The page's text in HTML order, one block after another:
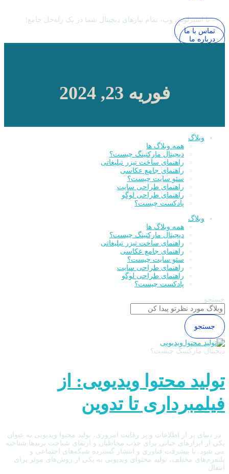
با اسپرلوس وب، تمام نیازهای دیجیتال شما در یک راه‌حل جامع!
تماس با ما
درباره ما
فوریه 23, 2024
وبلاگ
همه وبلاگ ها
دیجیتال مارکتینگ چیست؟
راهنمای ساخت تیزر تبلیغاتی
راهنمای جامع عکاسی
سئو سایت چیست؟
راهنمای طراحی سایت
راهنمای طراحی لوگو
پادکست چیست؟
وبلاگ
همه وبلاگ ها
دیجیتال مارکتینگ چیست؟
راهنمای ساخت تیزر تبلیغاتی
راهنمای جامع عکاسی
سئو سایت چیست؟
راهنمای طراحی سایت
راهنمای طراحی لوگو
پادکست چیست؟
جستجو
جستجو
دیجیتال مارکتینگ چیست؟
تولید محتوا ویدیویی: از
فیلمبرداری تا تدوین
در دنیای پر از اطلاعات و پر رقابت امروزی، تولید محتوا ویدیویی به عنوان
یکی از ابزارهای حیاتی برای جذب مخاطبان و ارتقای شناخت برندها شناخته
می شود. با پیشرفت فناوری و انتشار گسترده شبکه‌های اجتماعی و
پلتفرم‌های مختلف، تولید محتوای ویدیویی به یکی از روش‌های موثر برای
انتقال